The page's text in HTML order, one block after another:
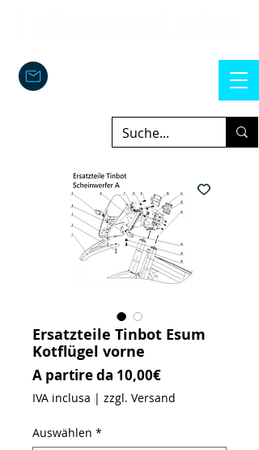
Ersatzteile Tinbot Esum
Kotflügel vorne
A partire da 10,00€Prezzo scontato
IVA inclusa | zzgl. Versand
Auswählen *